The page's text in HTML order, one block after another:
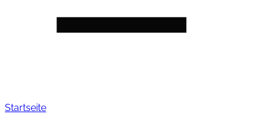
Startseite